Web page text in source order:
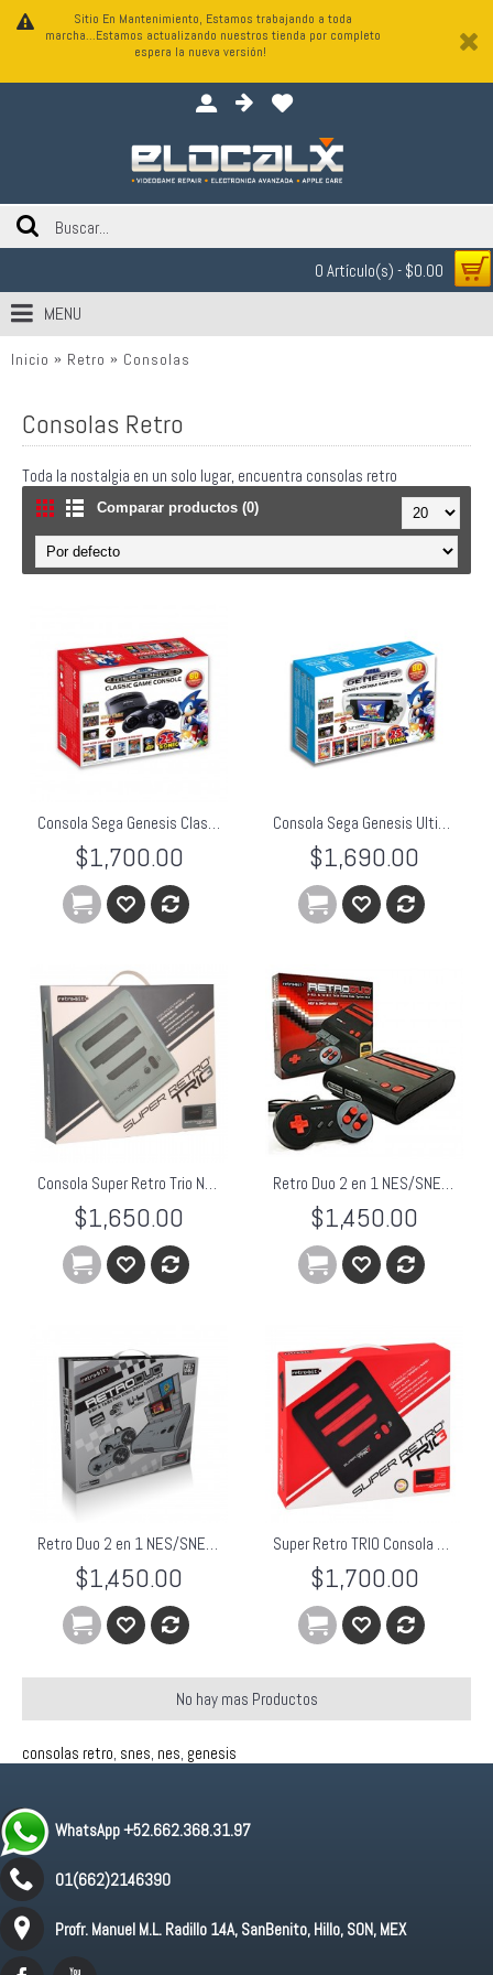
Sitio En Mantenimiento, Estamos trabajando a toda
marcha...Estamos actualizando nuestros tienda por completo
espera la nueva versión!
0 Artículo(s) - $0.00
MENU
Inicio Retro Consolas
Consolas Retro
Toda la nostalgia en un solo lugar, encuentra consolas retro
Comparar productos (0)
Consola Sega Genesis Classic Edicion 2015 Mortal Kombat 1 2 3
$1,700.00
Consola Sega Genesis Ultimate Portable Player AtGame
$1,690.00
Consola Super Retro Trio NES/SNES/Genesis Gris Retro-Bit
$1,650.00
Retro Duo 2 en 1 NES/SNES Negro Retro-Bit
$1,450.00
Retro Duo 2 en 1 NES/SNES Plateado Retro-Bit
$1,450.00
Super Retro TRIO Consola NES SNES Genesis 3 en 1 Rojo/Negro
$1,700.00
No hay mas Productos
consolas retro, snes, nes, genesis
WhatsApp +52.662.368.31.97
01(662)2146390
Profr. Manuel M.L. Radillo 14A, SanBenito, Hillo, SON, MEX